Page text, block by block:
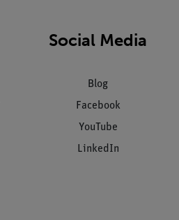
Social Media
Blog
Facebook
YouTube
LinkedIn